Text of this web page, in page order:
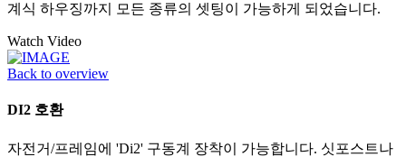
계식 하우징까지 모든 종류의 셋팅이 가능하게 되었습니다.
Watch Video
Back to overview
DI2 호환
자전거/프레임에 'Di2' 구동계 장착이 가능합니다. 싯포스트나